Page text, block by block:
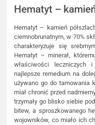
Hematyt –
Hematyt – kamień
ciemnobrunatnym, w 70%
charakteryzuje się
Hematyt – minerał,
właściwości leczniczych
najlepsze remedium na
używano go do tamowania
miał chronić przed
trzymały go blisko siebie
bitew, a sproszkowanego
wojowników, co miało ich